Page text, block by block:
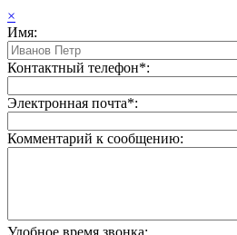
×
Имя:
Контактный телефон*:
Электронная почта*:
Комментарий к сообщению:
Удобное время звонка: